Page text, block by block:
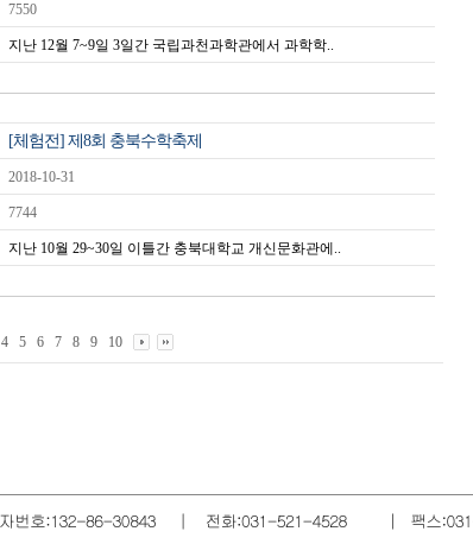
7550
지난 12월 7~9일 3일간 국립과천과학관에서 과학학..
[체험전] 제8회 충북수학축제
2018-10-31
7744
지난 10월 29~30일 이틀간 충북대학교 개신문화관에..
4 5 6 7 8 9 10